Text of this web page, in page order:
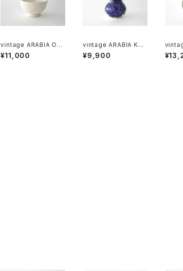
vintage ARABIA O-
model bowl ivory /
ヴィンテージ アラビア
¥11,000
vintage ARABIA KÖ
ÖKKI salt＆pepper s
haker cobalt / ヴィン
¥9,900
ヴィ